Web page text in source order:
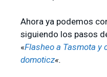
Ahora ya podemos
siguiendo los pasos
«Flasheo a Tasmota y
domoticz«.